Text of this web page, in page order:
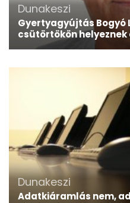
Dunakeszi
Gyertyagyújtás Bogyó
csütörtökön
Dunakeszi
Adatkiáramlás nem,